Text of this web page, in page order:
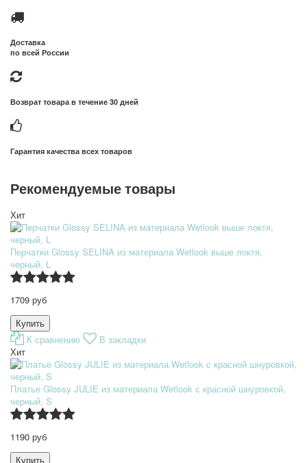
Доставка
по всей России
Возврат товара в течение 30 дней
Гарантия качества всех товаров
Рекомендуемые товары
Хит
Перчатки Glossy SELINA из материала Wetlook выше локтя,
черный, L
1709 руб
К сравнению
В закладки
Хит
Платье Glossy JULIE из материала Wetlook с красной шнуровкой,
черный, S
1190 руб